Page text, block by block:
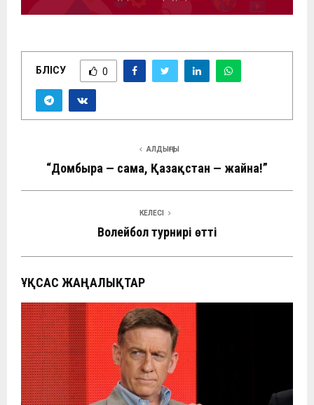
БӨЛІСУ 0
АЛДЫҢҒЫ
“Домбыра — самға, Қазақстан — жайна!”
КЕЛЕСІ
Волейбол турнирі өтті
ҰҚСАС ЖАҢАЛЫҚТАР